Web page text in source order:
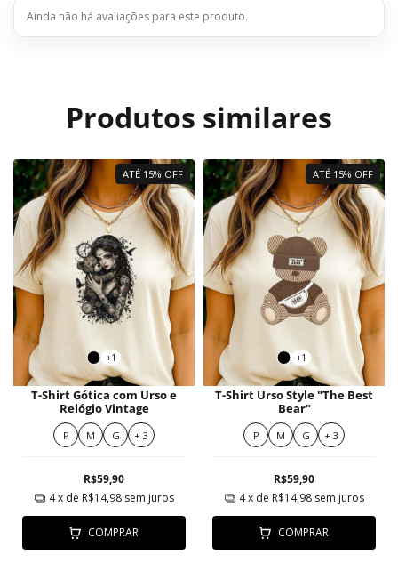
Ainda não há avaliações para este produto.
Produtos similares
ATÉ 15% OFF
+1
T-Shirt Gótica com Urso e
Relógio Vintage
P M G + 3
R$59,90
4 x de R$14,98 sem juros
COMPRAR
ATÉ 15% OFF
+1
T-Shirt Urso Style "The Best
Bear"
P M G + 3
R$59,90
4 x de R$14,98 sem juros
COMPRAR